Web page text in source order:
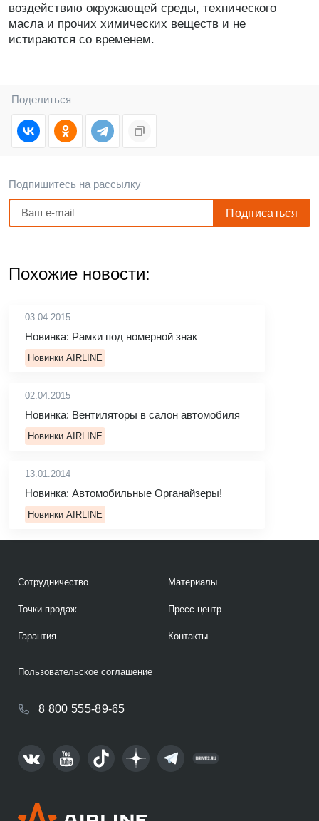
воздействию окружающей среды, технического
масла и прочих химических веществ и не
истираются со временем.
Поделиться
Подпишитесь на рассылку
Похожие новости:
03.04.2015
Новинка: Рамки под номерной знак
Новинки AIRLINE
02.04.2015
Новинка: Вентиляторы в салон автомобиля
Новинки AIRLINE
13.01.2014
Новинка: Автомобильные Органайзеры!
Новинки AIRLINE
Сотрудничество
Точки продаж
Гарантия
Материалы
Пресс-центр
Контакты
8 800 555-89-65
Пользовательское соглашение